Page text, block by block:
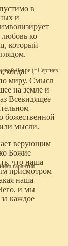
Лавре (г.Сергиев
гарантия.
в
и
ко
который
когда
по миру. Смысл
на земле и
Всевидящее
мысли.
верующим
Божие
что наша
присмотром
наша
и мы
каждое